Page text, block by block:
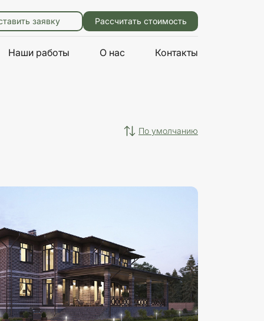
заявку Рассчитать стоимость
Наши работы О нас Контакты
по умолчанию